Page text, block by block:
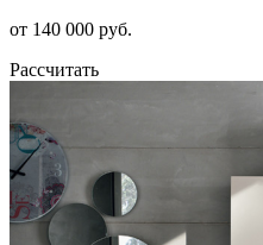
от 140 000 руб.
Рассчитать